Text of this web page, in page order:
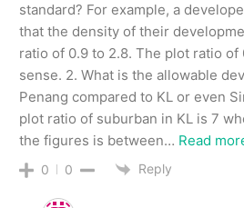
standard? For example, a
that the density of their
ratio of 0.9 to 2.8. The plot ratio of
sense. 2. What is the allowable
Penang compared to KL or even
plot ratio of suburban in KL is 7
the figures is between… Read
0 0 Reply